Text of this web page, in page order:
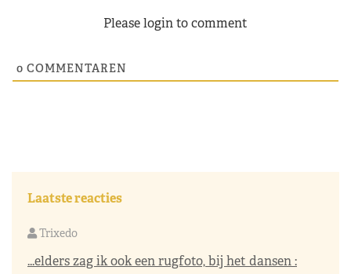
Please login to comment
0 COMMENTAREN
Laatste reacties
Trixedo
...elders zag ik ook een rugfoto, bij het dansen :